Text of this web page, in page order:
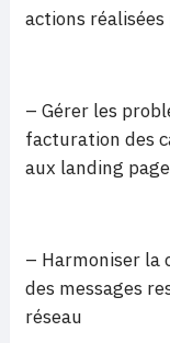
actions
– Gérer les
facturation des
aux landing
– Harmoniser la
des messages
réseau